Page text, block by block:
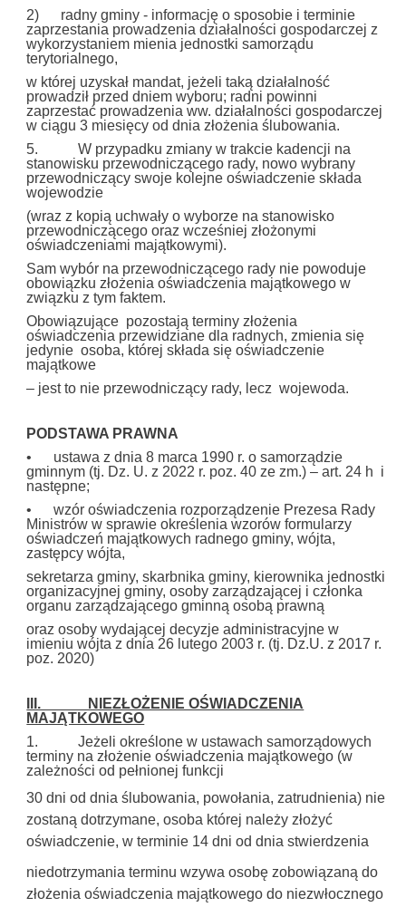
2) radny gminy - informację o sposobie i terminie
zaprzestania prowadzenia działalności gospodarczej z
wykorzystaniem mienia jednostki samorządu
terytorialnego,
w której uzyskał mandat, jeżeli taką działalność
prowadził przed dniem wyboru; radni powinni
zaprzestać prowadzenia ww. działalności gospodarczej
w ciągu 3 miesięcy od dnia złożenia ślubowania.
5. W przypadku zmiany w trakcie kadencji na
stanowisku przewodniczącego rady, nowo wybrany
przewodniczący swoje kolejne oświadczenie składa
wojewodzie
(wraz z kopią uchwały o wyborze na stanowisko
przewodniczącego oraz wcześniej złożonymi
oświadczeniami majątkowymi).
Sam wybór na przewodniczącego rady nie powoduje
obowiązku złożenia oświadczenia majątkowego w
związku z tym faktem.
Obowiązujące pozostają terminy złożenia
oświadczenia przewidziane dla radnych, zmienia się
jedynie osoba, której składa się oświadczenie
majątkowe
– jest to nie przewodniczący rady, lecz wojewoda.
PODSTAWA PRAWNA
• ustawa z dnia 8 marca 1990 r. o samorządzie
gminnym (tj. Dz. U. z 2022 r. poz. 40 ze zm.) – art. 24 h i
następne;
• wzór oświadczenia rozporządzenie Prezesa Rady
Ministrów w sprawie określenia wzorów formularzy
oświadczeń majątkowych radnego gminy, wójta,
zastępcy wójta,
sekretarza gminy, skarbnika gminy, kierownika jednostki
organizacyjnej gminy, osoby zarządzającej i członka
organu zarządzającego gminną osobą prawną
oraz osoby wydającej decyzje administracyjne w
imieniu wójta z dnia 26 lutego 2003 r. (tj. Dz.U. z 2017 r.
poz. 2020)
III. NIEZŁOŻENIE OŚWIADCZENIA
MAJĄTKOWEGO
1. Jeżeli określone w ustawach samorządowych
terminy na złożenie oświadczenia majątkowego (w
zależności od pełnionej funkcji
30 dni od dnia ślubowania, powołania, zatrudnienia) nie
zostaną dotrzymane, osoba której należy złożyć
oświadczenie,w terminie 14 dni od dnia stwierdzenia
niedotrzymania terminu wzywa osobę zobowiązaną do
złożenia oświadczenia majątkowego do niezwłocznego